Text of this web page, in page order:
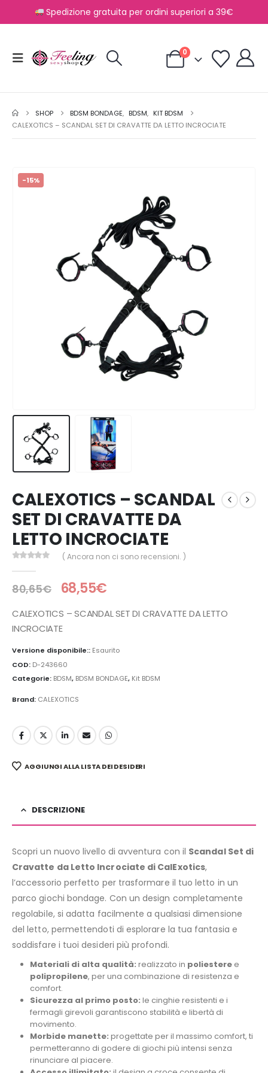
Spedizione gratuita per ordini superiori a 39€
0
SHOP BDSM BONDAGE, BDSM, KIT BDSM
CALEXOTICS – SCANDAL SET DI CRAVATTE DA LETTO INCROCIATE
-15%
CALEXOTICS – SCANDAL
SET DI CRAVATTE DA
LETTO INCROCIATE
( Ancora non ci sono recensioni. )
80,65€ 68,55€
CALEXOTICS – SCANDAL SET DI CRAVATTE DA LETTO
INCROCIATE
Versione disponibile:: Esaurito
COD: D-243660
Categorie: BDSM, BDSM BONDAGE, Kit BDSM
Brand: CALEXOTICS
AGGIUNGI ALLA LISTA DEI DESIDERI
DESCRIZIONE
Scopri un nuovo livello di avventura con il Scandal Set di
Cravatte da Letto Incrociate di CalExotics,
l’accessorio perfetto per trasformare il tuo letto in un
parco giochi bondage. Con un design completamente
regolabile, si adatta facilmente a qualsiasi dimensione
del letto, permettendoti di esplorare la tua fantasia e
soddisfare i tuoi desideri più profondi.
Materiali di alta qualità: realizzato in poliesteree
polipropilene, per una combinazione di resistenza e
comfort.
Sicurezza al primo posto: le cinghie resistenti e i
fermagli girevoli garantiscono stabilità e libertà di
movimento.
Morbide manette: progettate per il massimo comfort, ti
permetteranno di godere di giochi più intensi senza
rinunciare al piacere.